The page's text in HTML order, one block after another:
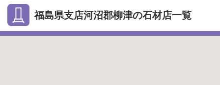
福島県支店河沼郡柳津の石材店一覧